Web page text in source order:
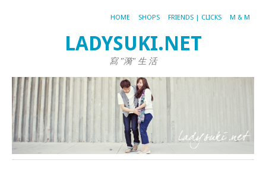
HOME SHOPS FRIENDS | CLICKS M & M
LADYSUKI.NET
寫 "漪" 生 活